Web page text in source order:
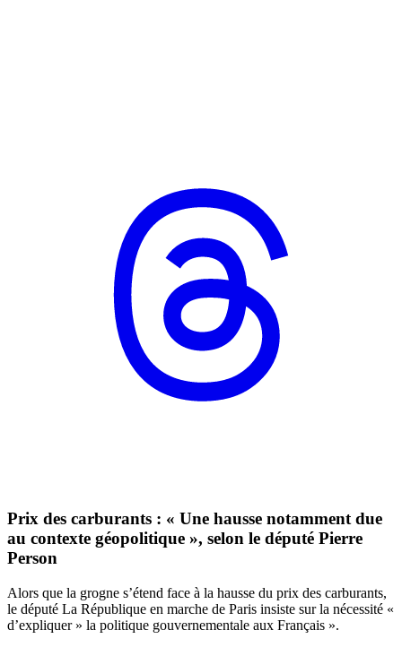
Prix des carburants : « Une hausse notamment due
au contexte géopolitique », selon le député Pierre
Person
Alors que la grogne s’étend face à la hausse du prix des carburants,
le député La République en marche de Paris insiste sur la nécessité «
d’expliquer » la politique gouvernementale aux Français ».